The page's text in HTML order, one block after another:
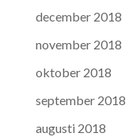
december 2018
november 2018
oktober 2018
september 2018
augusti 2018